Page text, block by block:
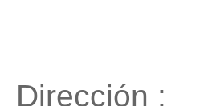
Dirección :